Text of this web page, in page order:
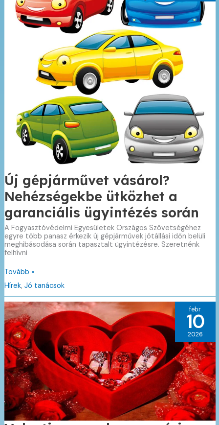
Új gépjárművet vásárol?
Nehézségekbe ütközhet a
garanciális ügyintézés során
A Fogyasztóvédelmi Egyesületek Országos Szövetségéhez
egyre több panasz érkezik új gépjárművek jótállási időn belüli
meghibásodása során tapasztalt ügyintézésre. Szeretnénk
felhívni
Új
vásárol?
Nehézségekbe
ütközhet
a
garanciális
ügyintézés
során
Tovább »
Hírek, Jó tanácsok
febr
10
2026